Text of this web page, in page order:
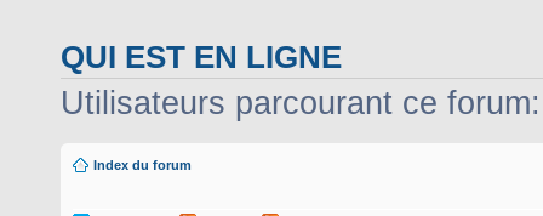
QUI EST EN LIGNE
Utilisateurs parcourant ce
Index du forum